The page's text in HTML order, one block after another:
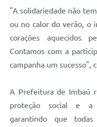
"A solidariedade não
ou no calor do verão, o
corações aquecidos
Contamos com a
campanha um sucesso",
A Prefeitura de Imbaú
proteção social e a
garantindo que